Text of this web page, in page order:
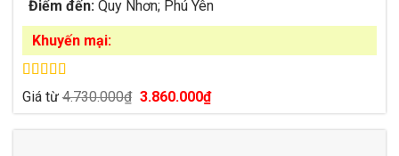
Điểm đến: Quy Nhơn; Phú Yên
Khuyến mại:
Được xếp
hạng5.005
sao
Giá từ4.730.000₫ Giá
gốc
3.860.000₫Giá
hiện